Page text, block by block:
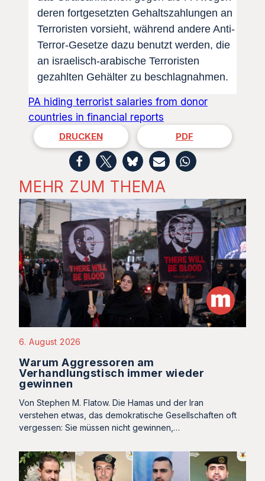
deren fortgesetzten Gehaltszahlungen an
Terroristen vorsieht, während andere Anti-
Terror-Gesetze dazu benutzt werden, die
an israelisch-arabische Terroristen
gezahlten Gehälter zu beschlagnahmen.
PA hiding terrorist salaries from donor
countries in financial reports
DRUCKEN PDF
MEHR ZUM THEMA
6. August 2026
Warum Aggressoren am
Verhandlungstisch immer wieder
gewinnen
Von Stephen M. Flatow. Die Hamas und der Iran
verstehen etwas, das demokratische Gesellschaften oft
vergessen: Sie müssen nicht gewinnen,…